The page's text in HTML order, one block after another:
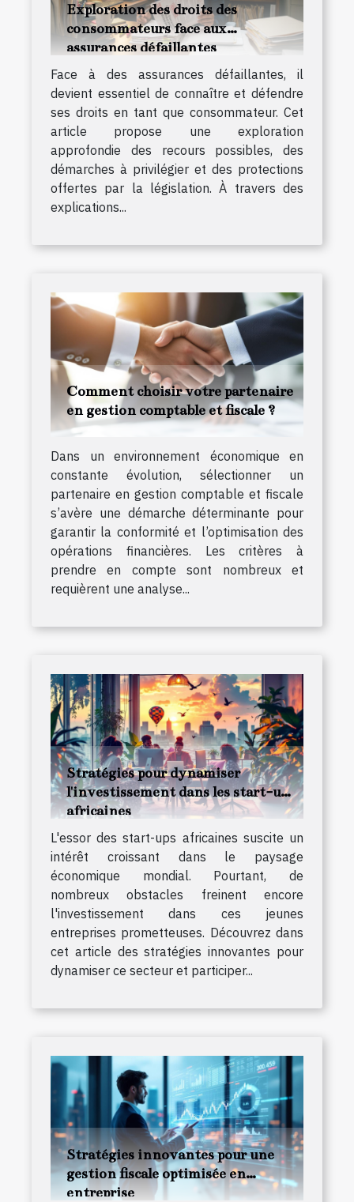
Exploration des droits des
consommateurs face aux
assurances défaillantes
Face à des assurances défaillantes, il
devient essentiel de connaître et défendre
ses droits en tant que consommateur. Cet
article propose une exploration
approfondie des recours possibles, des
démarches à privilégier et des protections
offertes par la législation. À travers des
explications...
Comment choisir votre partenaire
en gestion comptable et fiscale ?
Dans un environnement économique en
constante évolution, sélectionner un
partenaire en gestion comptable et fiscale
s’avère une démarche déterminante pour
garantir la conformité et l’optimisation des
opérations financières. Les critères à
prendre en compte sont nombreux et
requièrent une analyse...
Stratégies pour dynamiser
l'investissement dans les start-ups
africaines
L'essor des start-ups africaines suscite un
intérêt croissant dans le paysage
économique mondial. Pourtant, de
nombreux obstacles freinent encore
l'investissement dans ces jeunes
entreprises prometteuses. Découvrez dans
cet article des stratégies innovantes pour
dynamiser ce secteur et participer...
Stratégies innovantes pour une
gestion fiscale optimisée en
entreprise